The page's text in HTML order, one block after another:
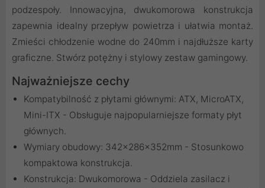
podzespoły. Innowacyjna, dwukomorowa konstrukcja
zapewnia idealny przepływ powietrza i ułatwia montaż.
Zmieści chłodzenie wodne do 240mm i najdłuższe karty
graficzne. Stwórz potężny i stylowy zestaw gamingowy.
Najważniejsze cechy
Kompatybilność z płytami głównymi: ATX, MicroATX,
Mini-ITX - Obsługuje najpopularniejsze formaty płyt
głównych.
Wymiary obudowy: 342x286x352mm - Stosunkowo
kompaktowa konstrukcja.
Konstrukcja: Dwukomorowa - Oddziela zasilacz i